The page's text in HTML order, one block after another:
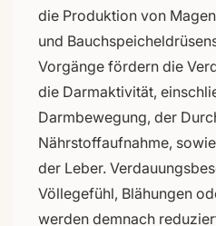
die Produktion von
und
Vorgänge fördern die
die Darmaktivität,
Darmbewegung, der
Nährstoffaufnahme,
der Leber.
Völlegefühl, Blähungen
werden demnach